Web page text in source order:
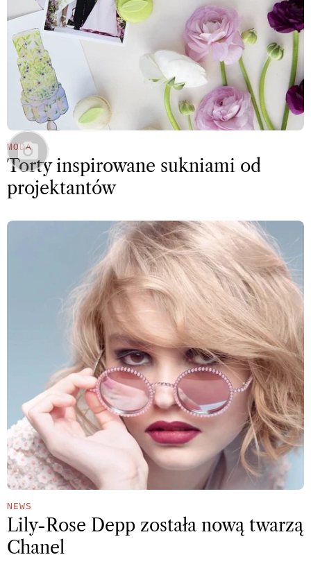
MODA
Torty inspirowane sukniami od
projektantów
NEWS
Lily-Rose Depp została nową twarzą
Chanel